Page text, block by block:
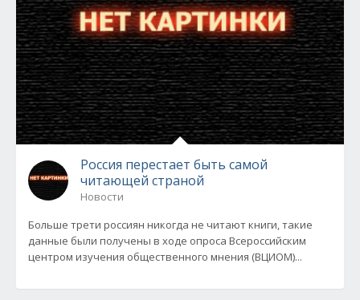
Россия перестает быть самой
читающей страной
Новости
Больше трети россиян никогда не читают книги, такие
данные были получены в ходе опроса Всероссийским
центром изучения общественного мнения (ВЦИОМ)...